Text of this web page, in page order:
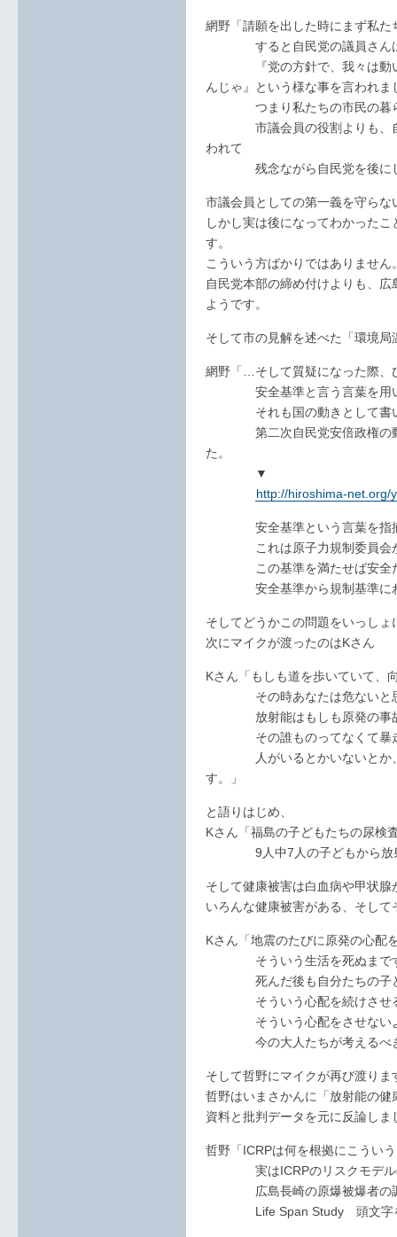
網野「請願を出した時にまず私
すると自民党の議員さん
『党の方針で、我々は動い
んじゃ』という様な事を言われま
つまり私たちの市民の暮ら
市議会員の役割よりも、自
われて
残念ながら自民党を後にし
市議会員としての第一義を守ら
しかし実は後になってわかった
す。
こういう方ばかりではありません
自民党本部の締め付けよりも、
ようです。
そして市の見解を述べた「環境
網野「…そして質疑になった際、
安全基準と言う言葉を用い
それも国の動きとして書い
第二次自民党安倍政権の動
た。
▼
http://hiroshima-net.org/
安全基準という言葉を指摘
これは原子力規制委員会が
この基準を満たせば安全だ
安全基準から規制基準にわ
そしてどうかこの問題をいっし
次にマイクが渡ったのはKさん
Kさん「もしも道を歩いていて、
その時あなたは危ないと思
放射能はもしも原発の事故
その誰ものってなくて暴走
人がいるとかいないとか、
す。」
と語りはじめ、
Kさん「福島の子どもたちの尿検
9人中7人の子どもから放射
そして健康被害は白血病や甲状
いろんな健康被害がある、そし
Kさん「地震のたびに原発の心配
そういう生活を死ぬまで
死んだ後も自分たちの子ど
そういう心配を続けさせる
そういう心配をさせないよ
今の大人たちが考えるべき
そして哲野にマイクが再び渡りま
哲野はいまさかんに「放射能の
資料と批判データを元に反論しま
哲野「ICRPは何を根拠にこうい
実はICRPのリスクモデルの
広島長崎の原爆被爆者の調
Life Span Study 頭文字を